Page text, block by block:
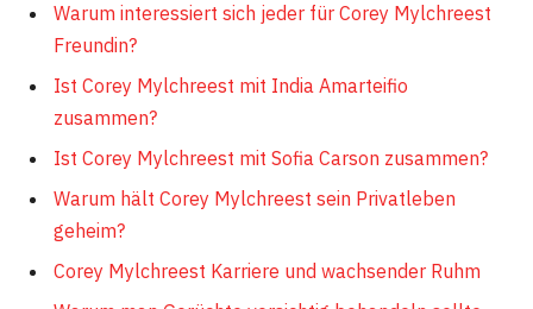
Warum interessiert sich jeder für Corey Mylchreest
Freundin?
Ist Corey Mylchreest mit India Amarteifio
zusammen?
Ist Corey Mylchreest mit Sofia Carson zusammen?
Warum hält Corey Mylchreest sein Privatleben
geheim?
Corey Mylchreest Karriere und wachsender Ruhm